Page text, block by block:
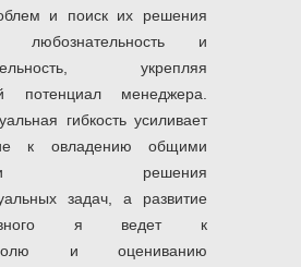
и поиск их решения
любознательность и
укрепляя
потенциал менеджера.
гибкость усиливает
к овладению общими
решения
задач, а развитие
я ведет к
и оцениванию